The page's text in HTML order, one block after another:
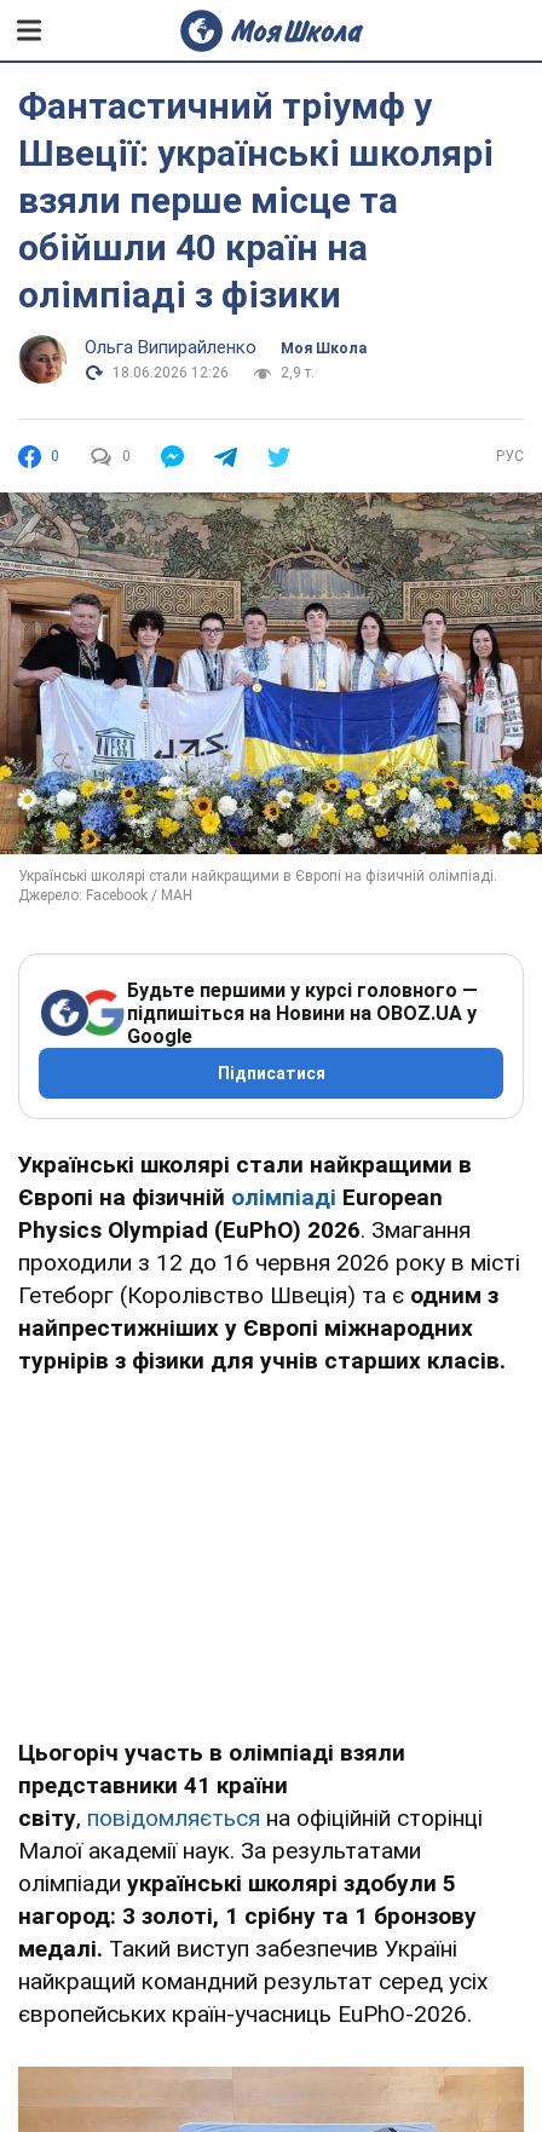
Фантастичний тріумф у
Швеції: українські школярі
взяли перше місце та
обійшли 40 країн на
олімпіаді з фізики
Ольга Випирайленко
Моя Школа
18.06.2026 12:26
2,9 т.
0 0 РУС
Будьте першими у курсі головного —
підпишіться на Новини на OBOZ.UA у
Google
Підписатися
Українські школярі стали найкращими в
Європі на фізичній олімпіаді European
Physics Olympiad (EuPhO) 2026. Змагання
проходили з 12 до 16 червня 2026 року в місті
Гетеборг (Королівство Швеція) та є одним з
найпрестижніших у Європі міжнародних
турнірів з фізики для учнів старших класів.
Цьогоріч участь в олімпіаді взяли
представники 41 країни
світу, повідомляється на офіційній сторінці
Малої академії наук. За результатами
олімпіади українські школярі здобули 5
нагород: 3 золоті, 1 срібну та 1 бронзову
медалі. Такий виступ забезпечив Україні
найкращий командний результат серед усіх
європейських країн-учасниць EuPhO-2026.